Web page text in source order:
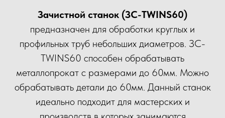
Зачистной станок (ЗС-TWINS60)
предназначен для обработки круглых и
профильных труб небольших диаметров. ЗС-
TWINS60 способен обрабатывать
металлопрокат с размерами до 60мм. Можно
обрабатывать детали до 60мм. Данный станок
идеально подходит для мастерских и